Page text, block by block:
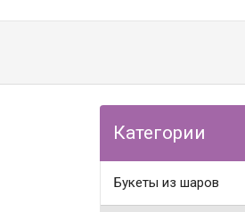
Категории
Букеты из шаров